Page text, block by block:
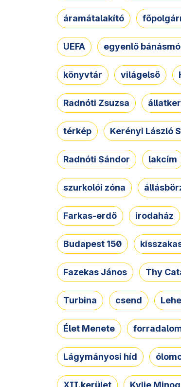
áramátalakító
UEFA egyenlő
könyvtár világelső
Radnóti Zsuzsa
térkép Kerényi László
Radnóti Sándor lakcím
szurkolói zóna
Farkas-erdő irodaház
Budapest 150
Fazekas János Thy
Turbina csend
Élet Menete
Lágymányosi híd
XII.kerület Kylie